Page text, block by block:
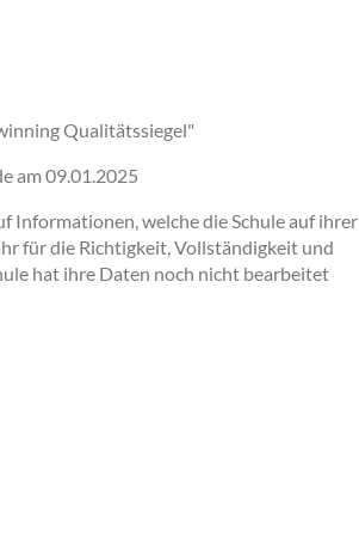
Qualitätssiegel"
am 09.01.2025
Informationen, welche die Schule auf ihrer
für die Richtigkeit, Vollständigkeit und
hat ihre Daten noch nicht bearbeitet